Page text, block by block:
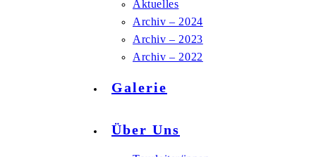
Aktuelles
Archiv – 2024
Archiv – 2023
Archiv – 2022
Galerie
Über Uns